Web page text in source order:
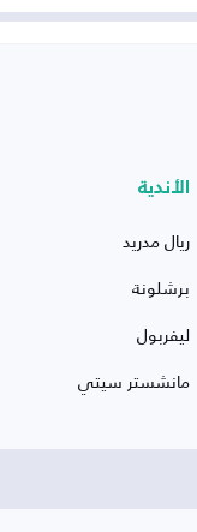
الأندية
ريال مدريد
برشلونة
ليفربول
مانشستر سيتي